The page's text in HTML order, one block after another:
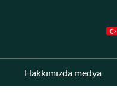
Hakkımızda medya